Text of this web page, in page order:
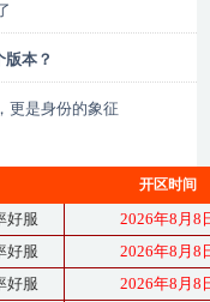
本？
更是身份的象征
开区时间
好服
2026年8月8
好服
2026年8月8
好服 2026年8月8